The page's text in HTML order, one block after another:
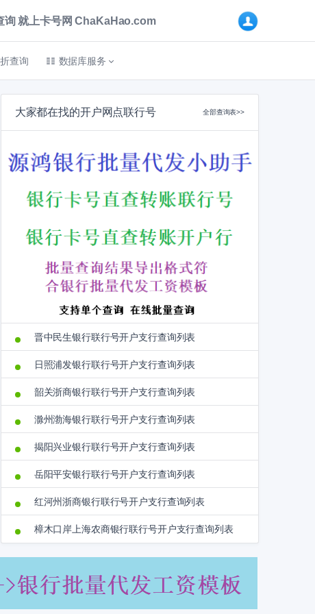
询 就上卡号网 ChaKaHao.com
查询 数据库服务
大家都在找的开户网点联行号 全部查询表>>
晋中民生银行联行号开户支行查询列表
日照浦发银行联行号开户支行查询列表
韶关浙商银行联行号开户支行查询列表
滁州渤海银行联行号开户支行查询列表
揭阳兴业银行联行号开户支行查询列表
岳阳平安银行联行号开户支行查询列表
红河州浙商银行联行号开户支行查询列表
樟木口岸上海农商银行联行号开户支行查询列表